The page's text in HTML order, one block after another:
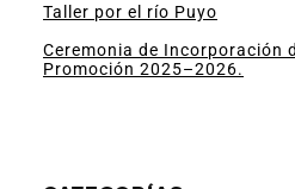
Taller por el río Puyo
Ceremonia de Incorporación
Promoción 2025–2026.